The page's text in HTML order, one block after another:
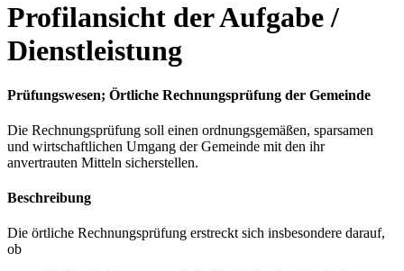
Profilansicht der Aufgabe /
Dienstleistung
Prüfungswesen; Örtliche Rechnungsprüfung der Gemeinde
Die Rechnungsprüfung soll einen ordnungsgemäßen, sparsamen
und wirtschaftlichen Umgang der Gemeinde mit den ihr
anvertrauten Mitteln sicherstellen.
Beschreibung
Die örtliche Rechnungsprüfung erstreckt sich insbesondere darauf,
ob